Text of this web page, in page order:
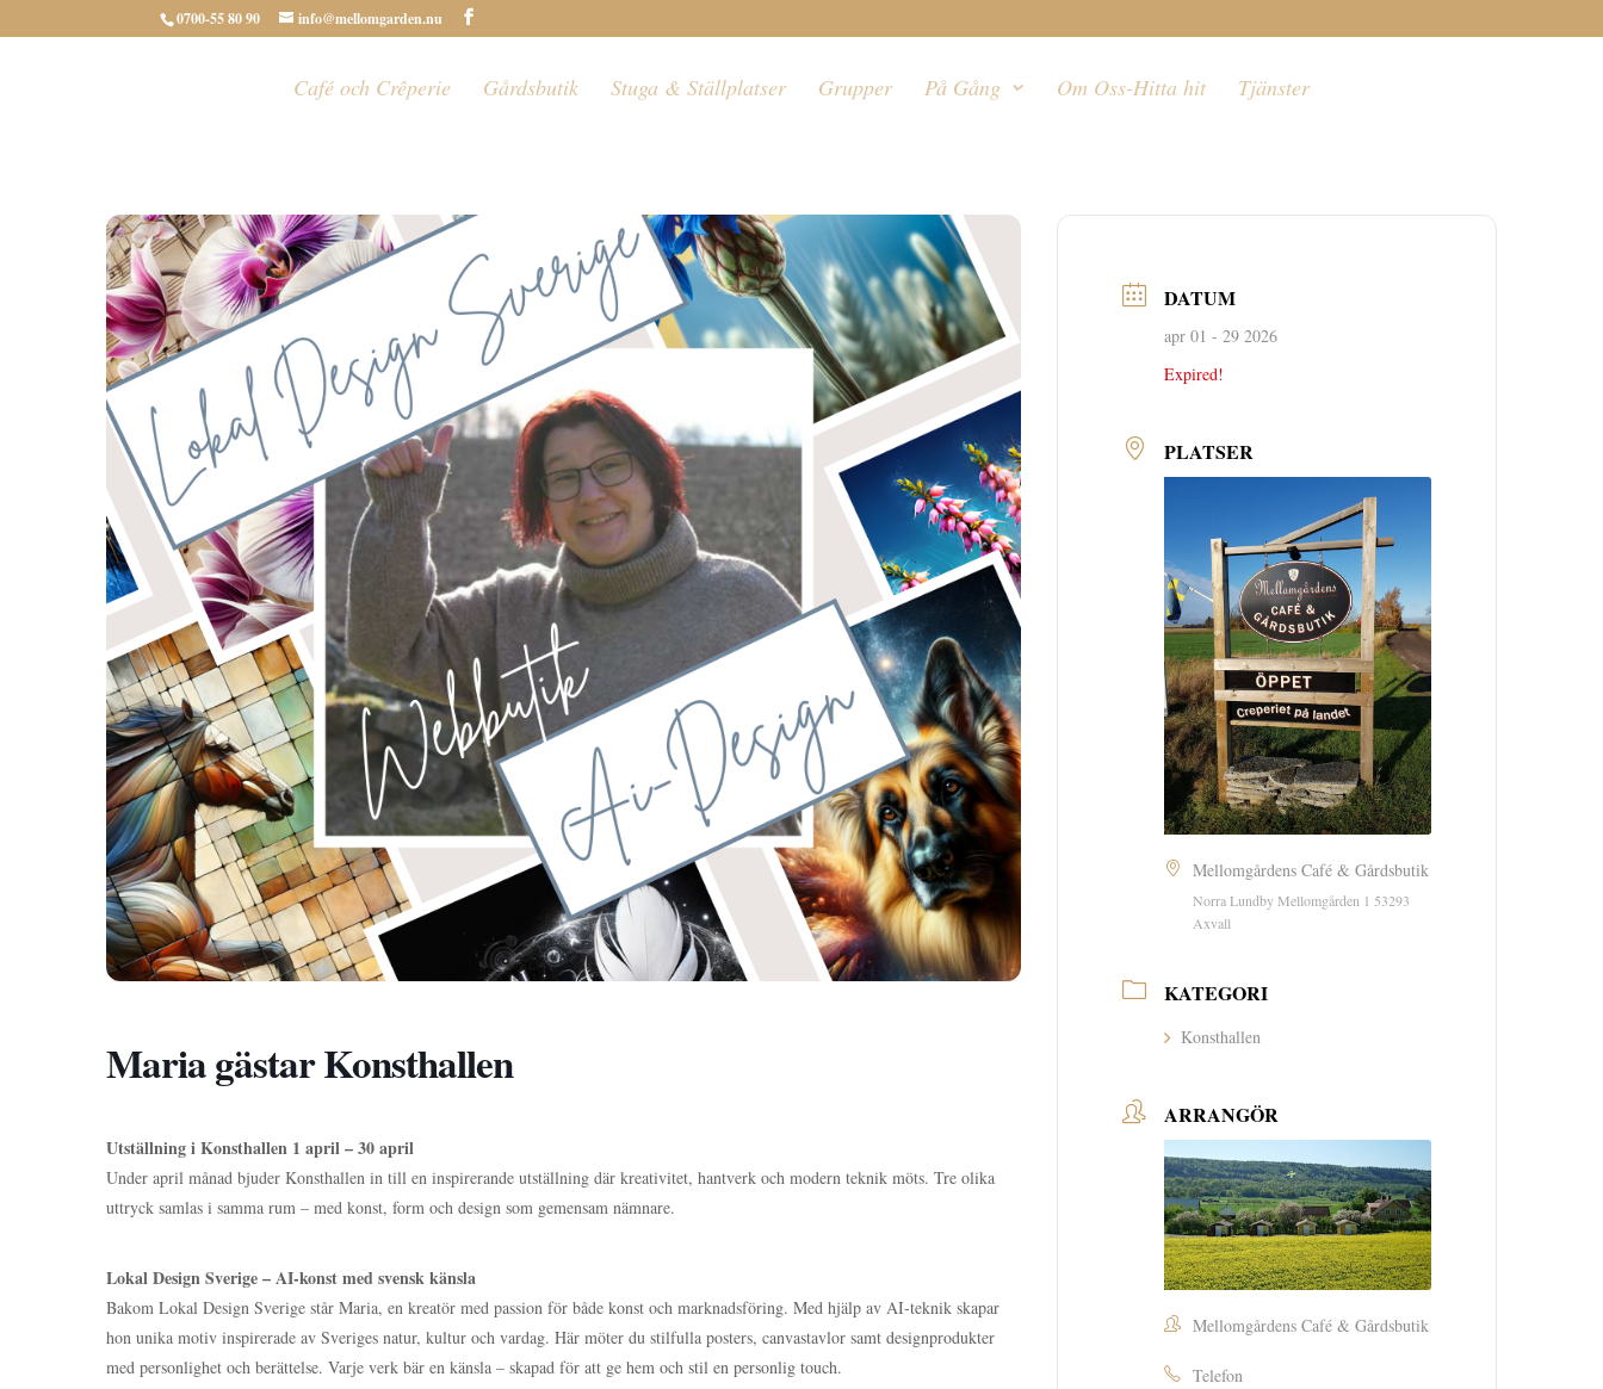
0700-55 80 90 info@mellomgarden.nu
Café och Crêperie Gårdsbutik Stuga & Ställplatser Grupper På Gång Om Oss-Hitta hit Tjänster
Maria gästar Konsthallen
Utställning i Konsthallen 1 april – 30 april
Under april månad bjuder Konsthallen in till en inspirerande utställning där kreativitet, hantverk och modern teknik möts. Tre olika
uttryck samlas i samma rum – med konst, form och design som gemensam nämnare.
Lokal Design Sverige – AI-konst med svensk känsla
Bakom Lokal Design Sverige står Maria, en kreatör med passion för både konst och marknadsföring. Med hjälp av AI-teknik skapar
hon unika motiv inspirerade av Sveriges natur, kultur och vardag. Här möter du stilfulla posters, canvastavlor samt designprodukter
med personlighet och berättelse. Varje verk bär en känsla – skapad för att ge hem och stil en personlig touch.
DATUM
apr 01 - 29 2026
Expired!
PLATSER
Mellomgårdens Café & Gårdsbutik
Norra Lundby Mellomgården 1 53293
Axvall
KATEGORI
Konsthallen
ARRANGÖR
Mellomgårdens Café & Gårdsbutik
Telefon